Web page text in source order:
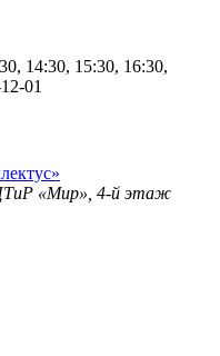
14:30, 15:30, 16:30,
01
«Мир», 4-й этаж